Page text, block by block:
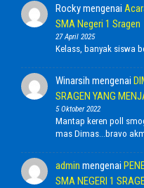
Rockymengenai
SMA Negeri 1 Sragen
27 April 2025
Kelass, banyak siswa
Winarsih mengenai
SRAGEN YANG
5 Oktober 2022
Mantap keren poll
mas Dimas...bravo
admin mengenai
SMA NEGERI 1